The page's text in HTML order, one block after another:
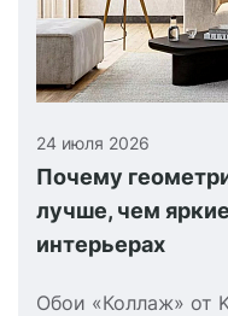
24 июля 2026
Почему
лучше, чем
интерьерах
Обои «Коллаж» от